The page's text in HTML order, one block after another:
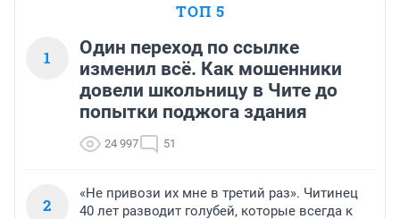
ТОП 5
1
Один переход по ссылке
изменил всё. Как мошенники
довели школьницу в Чите до
попытки поджога здания
24 997 51
2
«Не привози их мне в третий раз». Читинец
40 лет разводит голубей, которые всегда к